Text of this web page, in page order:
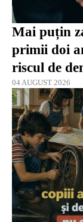
Mai puțin
primii doi
riscul de
04 AUGUST 2026